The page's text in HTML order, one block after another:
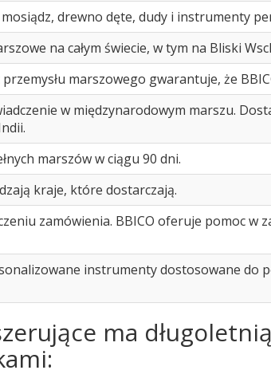
drewno dęte, dudy i instrumenty
na całym świecie, w tym na Bliski
marszowego gwarantuje, że
w międzynarodowym marszu.
marszów w ciągu 90 dni.
kraje, które dostarczają.
zamówienia. BBICO oferuje pomoc
instrumenty dostosowane do
ma